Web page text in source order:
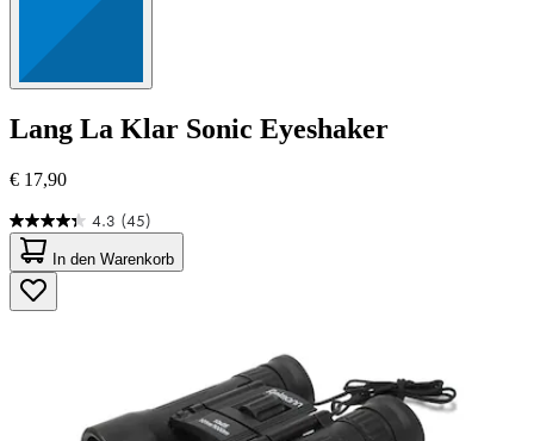
Lang La Klar Sonic Eyeshaker
€ 17,90
4.3 (45)
4.3
von
5
Sternen.
45
In den Warenkorb